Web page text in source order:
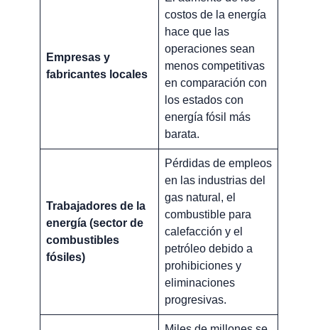
Empresas y
fabricantes locales
costos de la energía
hace que las
operaciones sean
menos competitivas
en comparación con
los estados con
energía fósil más
barata.
Trabajadores de la
energía (sector de
combustibles
fósiles)
Pérdidas de empleos
en las industrias del
gas natural, el
combustible para
calefacción y el
petróleo debido a
prohibiciones y
eliminaciones
progresivas.